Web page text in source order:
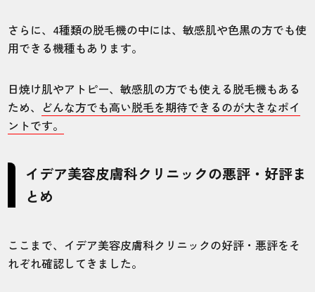
さらに、4種類の脱毛機の中には、敏感肌や色黒の方でも使
用できる機種もあります。
日焼け肌やアトピー、敏感肌の方でも使える脱毛機もある
ため、
どんな方でも高い脱毛を期待できるのが大きなポイ
ントです。
イデア美容皮膚科クリニックの悪評・好評ま
とめ
ここまで、イデア美容皮膚科クリニックの好評・悪評をそ
れぞれ確認してきました。